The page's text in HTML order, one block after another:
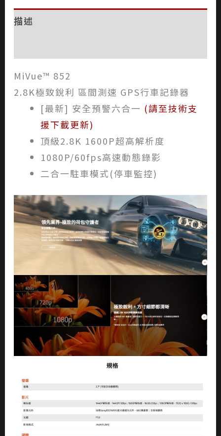
描述
MiVue™ 852
2.8K極致銳利 區間測速 GPS行車記錄器
[最新] 安全預警六合一 (請至技術支
援下載更新)
頂級2.8K 1600P超高解析度
1080P/60fps高速動態錄影
二合一駐車模式(停車監控)